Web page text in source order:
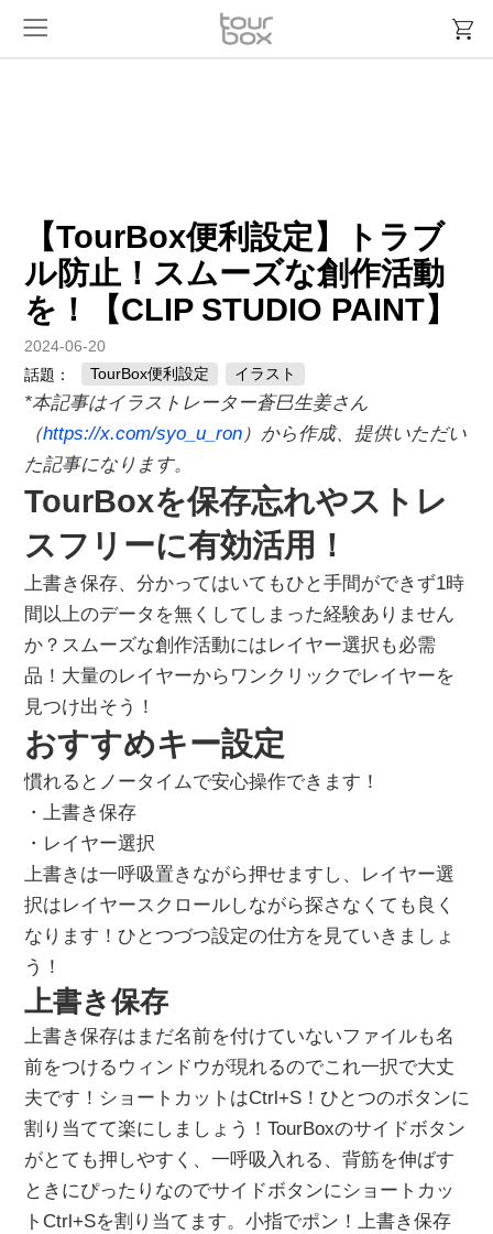
【TourBox便利設定】トラブ
ル防止！スムーズな創作活動
を！【CLIP STUDIO PAINT】
話題： TourBox便利設定 イラスト
2024-06-20
*本記事はイラストレーター蒼巳生姜さん
（https://x.com/syo_u_ron）から作成、提供いただい
た記事になります。
TourBoxを保存忘れやストレ
スフリーに有効活用！
上書き保存、分かってはいてもひと手間ができず1時
間以上のデータを無くしてしまった経験ありません
か？スムーズな創作活動にはレイヤー選択も必需
品！大量のレイヤーからワンクリックでレイヤーを
見つけ出そう！
おすすめキー設定
慣れるとノータイムで安心操作できます！
・上書き保存
・レイヤー選択
上書きは一呼吸置きながら押せますし、レイヤー選
択はレイヤースクロールしながら探さなくても良く
なります！ひとつづつ設定の仕方を見ていきましょ
う！
上書き保存
上書き保存はまだ名前を付けていないファイルも名
前をつけるウィンドウが現れるのでこれ一択で大丈
夫です！ショートカットはCtrl+S！ひとつのボタンに
割り当てて楽にしましょう！TourBoxのサイドボタン
がとても押しやすく、一呼吸入れる、背筋を伸ばす
ときにぴったりなのでサイドボタンにショートカッ
トCtrl+Sを割り当てます。小指でポン！上書き保存